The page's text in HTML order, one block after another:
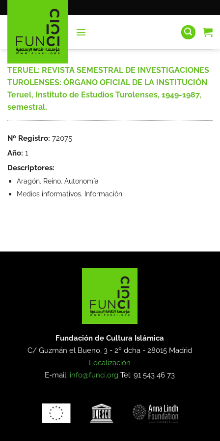
al
TERUEL: REVISTA SEMESTRAL DE INVESTIGACIONES
TUROLENSES: ÓRGANO OFICIAL DE LA INSTITUCIÓN
Teruel, Instituto de Estudios Turolenses, 1949-1987,
semestral.
Nº Registro: 72075
Año: 1
Descriptores:
Aragón. Reino. Autonomía
Medios informativos. Información
Fundación de Cultura Islámica
C/ Guzmán el Bueno, 3 - 2º dcha -28015 Madrid
Localización
E-mail: info@funci.org Tel: 91 543 46 73